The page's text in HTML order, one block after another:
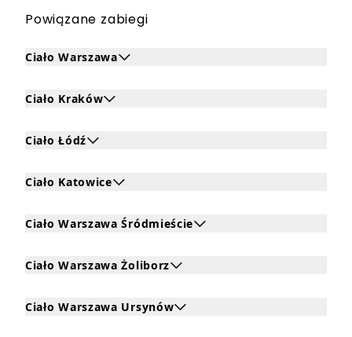
Powiązane zabiegi
Ciało Warszawa
Kliknij, aby rozwinąć i zobaczyć zabiegi dla Ciało
Ciało Kraków
Kliknij, aby rozwinąć i zobaczyć zabiegi dla Ciało Kraków
Ciało Łódź
Kliknij, aby rozwinąć i zobaczyć zabiegi dla Ciało Łódź
Ciało Katowice
Kliknij, aby rozwinąć i zobaczyć zabiegi dla Ciało
Ciało Warszawa Śródmieście
Kliknij, aby rozwinąć i zobaczyć zabiegi dla Ciało
Ciało Warszawa Żoliborz
Kliknij, aby rozwinąć i zobaczyć zabiegi dla Ciało
Ciało Warszawa Ursynów
Kliknij, aby rozwinąć i zobaczyć zabiegi dla Ciało